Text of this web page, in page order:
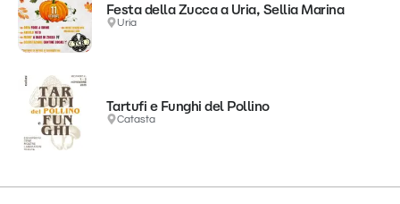
Festa della Zucca a Uria, Sellia Marina
Uria
Tartufi e Funghi del Pollino
Catasta